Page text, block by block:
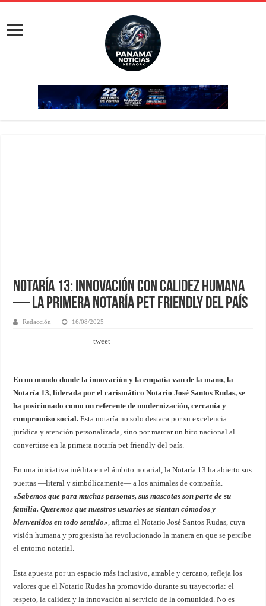
Notaría 13: Innovación con calidez humana
— La primera notaría pet friendly del país
Redacción 16/08/2025
tweet
En un mundo donde la innovación y la empatía van de la mano, la
Notaría 13, liderada por el carismático Notario José Santos Rudas, se
ha posicionado como un referente de modernización, cercanía y
compromiso social. Esta notaría no solo destaca por su excelencia
jurídica y atención personalizada, sino por marcar un hito nacional al
convertirse en la primera notaría pet friendly del país.
En una iniciativa inédita en el ámbito notarial, la Notaría 13 ha abierto sus
puertas —literal y simbólicamente— a los animales de compañía.
«Sabemos que para muchas personas, sus mascotas son parte de su
familia. Queremos que nuestros usuarios se sientan cómodos y
bienvenidos en todo sentido», afirma el Notario José Santos Rudas, cuya
visión humana y progresista ha revolucionado la manera en que se percibe
el entorno notarial.
Esta apuesta por un espacio más inclusivo, amable y cercano, refleja los
valores que el Notario Rudas ha promovido durante su trayectoria: el
respeto, la calidez y la innovación al servicio de la comunidad. No es